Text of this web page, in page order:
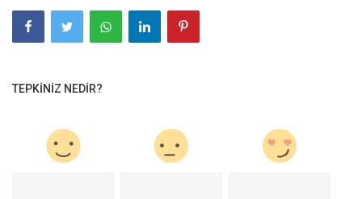
TEPKINIZ NEDIR?